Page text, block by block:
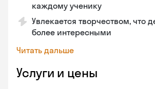
каждому ученику
Увлекается творчеством, что
более интересными
Читать дальше
Услуги и цены